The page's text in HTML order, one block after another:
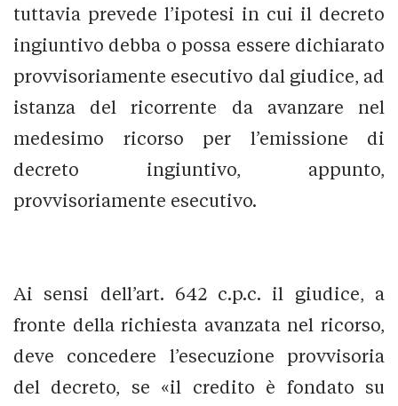
tuttavia prevede l’ipotesi in cui il decreto
ingiuntivo debba o possa essere dichiarato
provvisoriamente esecutivo dal giudice, ad
istanza del ricorrente da avanzare nel
medesimo ricorso per l’emissione di
decreto ingiuntivo, appunto,
provvisoriamente esecutivo.
Ai sensi dell’art. 642 c.p.c. il giudice, a
fronte della richiesta avanzata nel ricorso,
deve concedere l’esecuzione provvisoria
del decreto, se «il credito è fondato su